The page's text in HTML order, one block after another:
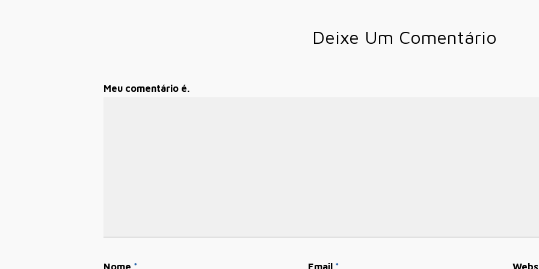
Deixe Um Comentário
Meu comentário é.
Nome * Email *